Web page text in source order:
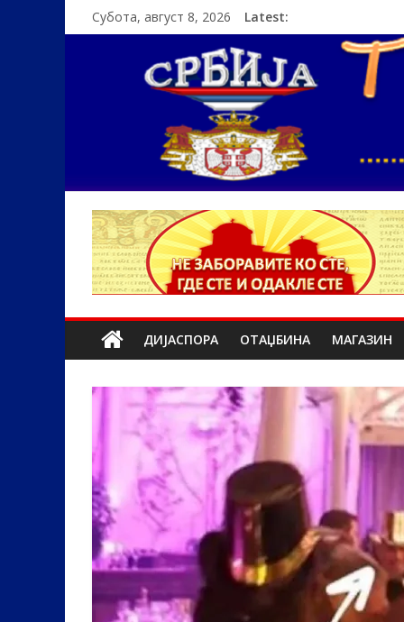
Субота, август 8, 2026 Latest:
ДИЈАСПОРА ОТАЏБИНА МАГАЗИН